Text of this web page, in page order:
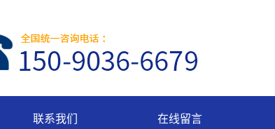
联系我们 在线留言